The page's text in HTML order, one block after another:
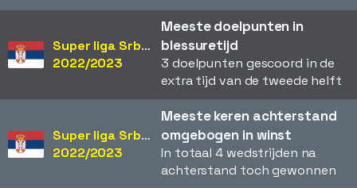
Super liga Srbije
2022/2023
Meeste doelpunten in
blessuretijd
3 doelpunten gescoord in de
extra tijd van de tweede helft
Super liga Srbije
2022/2023
Meeste keren achterstand
omgebogen in winst
In totaal 4 wedstrijden na
achterstand toch gewonnen